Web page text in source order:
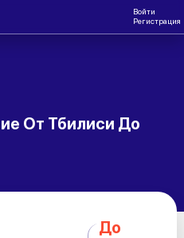
Войти
Регистрация
От Тбилиси До
До